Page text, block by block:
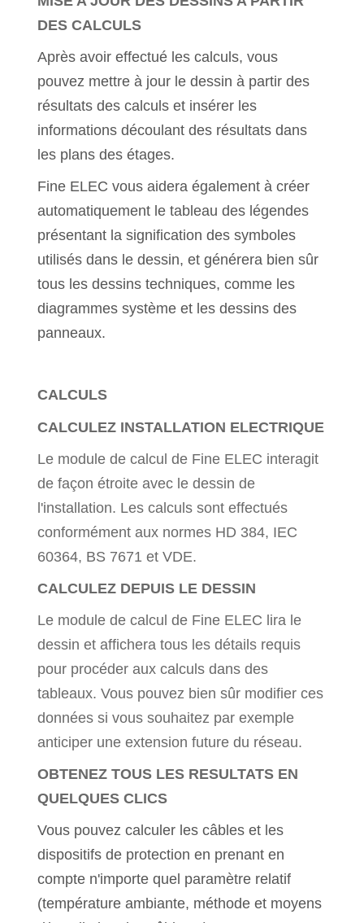
DES CALCULS
Après avoir effectué les calculs, vous
pouvez mettre à jour le dessin à partir des
résultats des calculs et insérer les
informations découlant des résultats dans
les plans des étages.
Fine ELEC vous aidera également à créer
automatiquement le tableau des légendes
présentant la signification des symboles
utilisés dans le dessin, et générera bien sûr
tous les dessins techniques, comme les
diagrammes système et les dessins des
panneaux.
CALCULS
CALCULEZ INSTALLATION ELECTRIQUE
Le module de calcul de Fine ELEC interagit
de façon étroite avec le dessin de
l'installation. Les calculs sont effectués
conformément aux normes HD 384, IEC
60364, BS 7671 et VDE.
CALCULEZ DEPUIS LE DESSIN
Le module de calcul de Fine ELEC lira le
dessin et affichera tous les détails requis
pour procéder aux calculs dans des
tableaux. Vous pouvez bien sûr modifier ces
données si vous souhaitez par exemple
anticiper une extension future du réseau.
OBTENEZ TOUS LES RESULTATS EN
QUELQUES CLICS
Vous pouvez calculer les câbles et les
dispositifs de protection en prenant en
compte n'importe quel paramètre relatif
(température ambiante, méthode et moyens